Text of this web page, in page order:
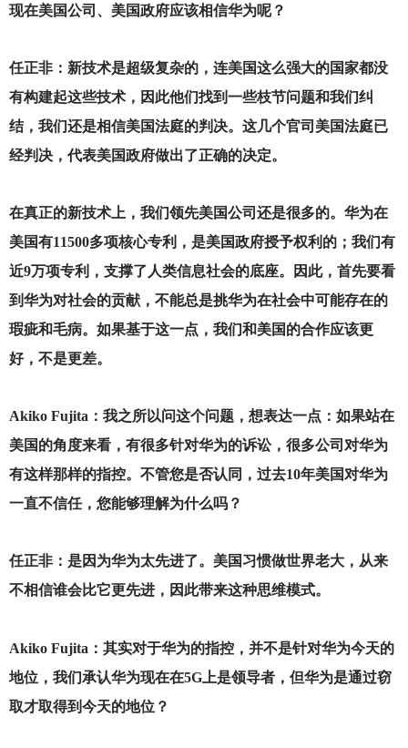
现在美国公司、美国政府应该相信华为呢？
任正非：新技术是超级复杂的，连美国这么强大的国家都没
有构建起这些技术，因此他们找到一些枝节问题和我们纠
结，我们还是相信美国法庭的判决。这几个官司美国法庭已
经判决，代表美国政府做出了正确的决定。
在真正的新技术上，我们领先美国公司还是很多的。华为在
美国有11500多项核心专利，是美国政府授予权利的；我们有
近9万项专利，支撑了人类信息社会的底座。因此，首先要看
到华为对社会的贡献，不能总是挑华为在社会中可能存在的
瑕疵和毛病。如果基于这一点，我们和美国的合作应该更
好，不是更差。
Akiko Fujita ：我之所以问这个问题，想表达一点：如果站在
美国的角度来看，有很多针对华为的诉讼，很多公司对华为
有这样那样的指控。不管您是否认同，过去10年美国对华为
一直不信任，您能够理解为什么吗？
任正非：是因为华为太先进了。美国习惯做世界老大，从来
不相信谁会比它更先进，因此带来这种思维模式。
Akiko Fujita ：其实对于华为的指控，并不是针对华为今天的
地位，我们承认华为现在在5G上是领导者，但华为是通过窃
取才取得到今天的地位？